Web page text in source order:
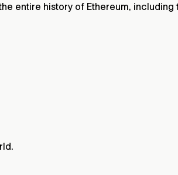
entire history of Ethereum,